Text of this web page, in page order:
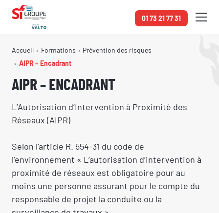
01 73 21 77 31
Accueil Formations
Prévention des risques
AIPR – Encadrant
AIPR – ENCADRANT
L’Autorisation d’Intervention à Proximité des
Réseaux (AIPR)
Selon l’article R. 554-31 du code de
l’environnement « L’autorisation d’intervention à
proximité de réseaux est obligatoire pour au
moins une personne assurant pour le compte du
responsable de projet la conduite ou la
Panneau de gestion des cookies